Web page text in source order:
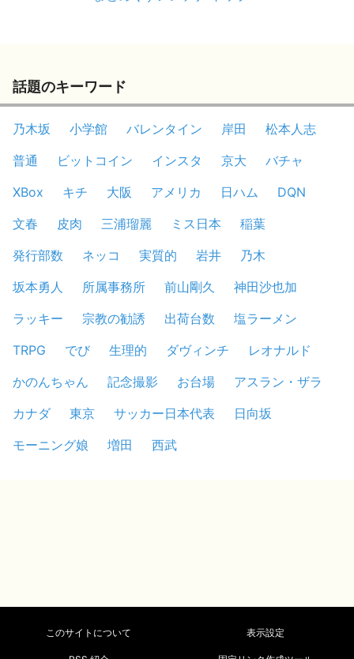
話題のキーワード
乃木坂 小学館 バレンタイン 岸田
松本人志
普通
ビットコイン インスタ 京大
バチャ
XBox
キチ 大阪 アメリカ 日ハム
DQN
文春
皮肉 三浦瑠麗 ミス日本
稲葉
発行部数
ネッコ 実質的 岩井
乃木
坂本勇人
所属事務所 前山剛久
神田沙也加
ラッキー
宗教の勧誘 出荷台数
塩ラーメン
TRPG
でび 生理的 ダヴィンチ
レオナルド
かのんちゃん
記念撮影 お台場
アスラン・ザラ
カナダ
東京 サッカー日本代表
日向坂
モーニング娘
増田 西武
このサイトについて 表示設定